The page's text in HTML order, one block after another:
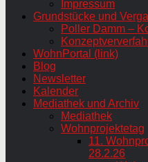
Impressum
Grundstücke und
Poller Damm –
WohnPortal (link)
Blog
Newsletter
Kalender
Mediathek und Archiv
Mediathek
Wohnprojektetag
11.
28.2.26